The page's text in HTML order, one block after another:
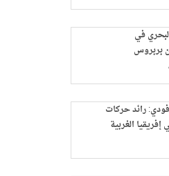
في
الشيخ عثمان دي فودي: رائد حركات
الغربية